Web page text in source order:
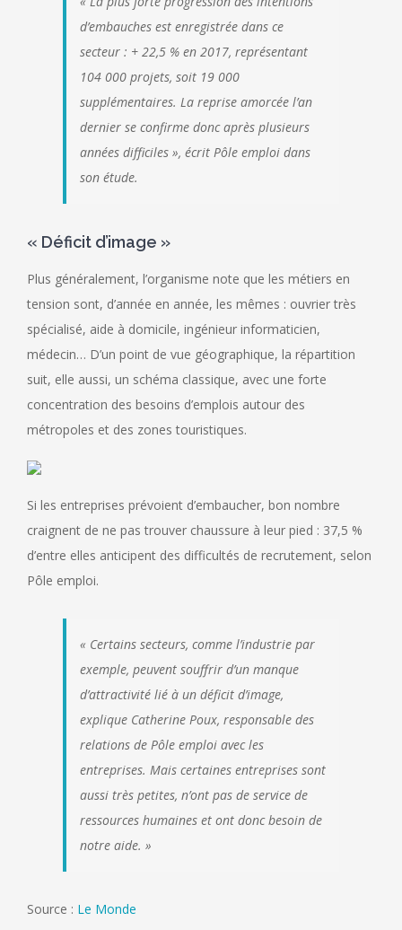
d’embauches est enregistrée dans ce
secteur : + 22,5 % en 2017, représentant
104 000 projets, soit 19 000
supplémentaires. La reprise amorcée l’an
dernier se confirme donc après plusieurs
années difficiles », écrit Pôle emploi dans
son étude.
« Déficit d’image »
Plus généralement, l’organisme note que les métiers en
tension sont, d’année en année, les mêmes : ouvrier très
spécialisé, aide à domicile, ingénieur informaticien,
médecin… D’un point de vue géographique, la répartition
suit, elle aussi, un schéma classique, avec une forte
concentration des besoins d’emplois autour des
métropoles et des zones touristiques.
Si les entreprises prévoient d’embaucher, bon nombre
craignent de ne pas trouver chaussure à leur pied : 37,5 %
d’entre elles anticipent des difficultés de recrutement, selon
Pôle emploi.
« Certains secteurs, comme l’industrie par
exemple, peuvent souffrir d’un manque
d’attractivité lié à un déficit d’image,
explique Catherine Poux, responsable des
relations de Pôle emploi avec les
entreprises. Mais certaines entreprises sont
aussi très petites, n’ont pas de service de
ressources humaines et ont donc besoin de
notre aide. »
Source : Le Monde